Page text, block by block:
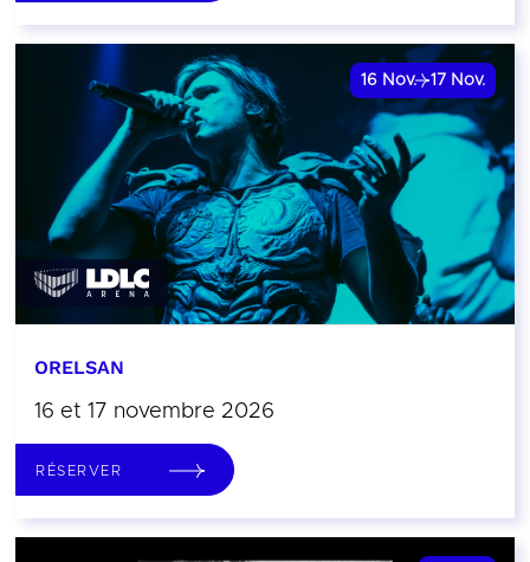
16 Nov. 17 Nov.
ORELSAN
16 et 17 novembre 2026
RÉSERVER